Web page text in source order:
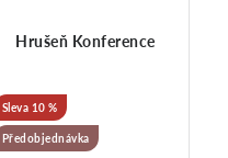
Hrušeň Konference
10 %
Předobjednávka